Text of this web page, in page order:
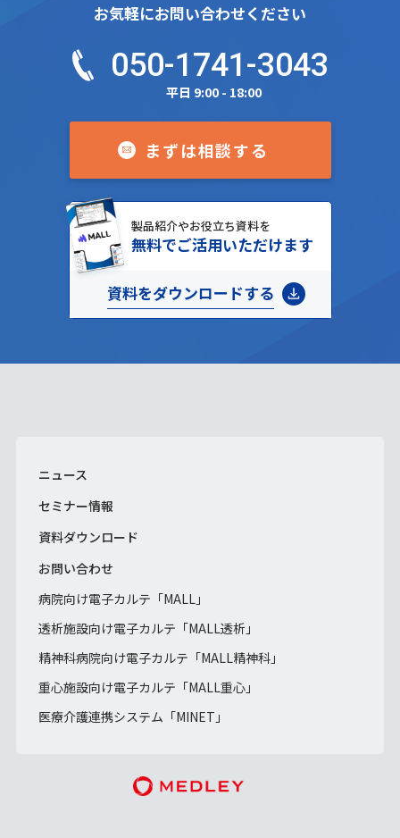
お気軽にお問い合わせください
050-1741-3043
平日 9:00 - 18:00
まずは相談する
製品紹介やお役立ち資料を
無料でご活用いただけます
資料をダウンロードする
ニュース
セミナー情報
資料ダウンロード
お問い合わせ
病院向け電子カルテ「MALL」
透析施設向け電子カルテ「MALL透析」
精神科病院向け電子カルテ「MALL精神科」
重心施設向け電子カルテ「MALL重心」
医療介護連携システム「MINET」